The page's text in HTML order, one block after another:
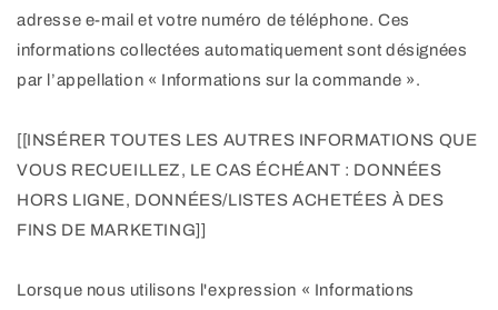
adresse e-mail et votre numéro de téléphone. Ces
informations collectées automatiquement sont désignées
par l’appellation « Informations sur la commande ».
[[INSÉRER TOUTES LES AUTRES INFORMATIONS QUE
VOUS RECUEILLEZ, LE CAS ÉCHÉANT : DONNÉES
HORS LIGNE, DONNÉES/LISTES ACHETÉES À DES
FINS DE MARKETING]]
Lorsque nous utilisons l'expression « Informations